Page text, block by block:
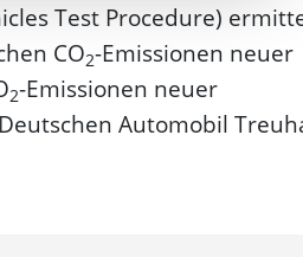
Test Procedure)
CO2-Emissionen neuer
2-Emissionen neuer
Automobil